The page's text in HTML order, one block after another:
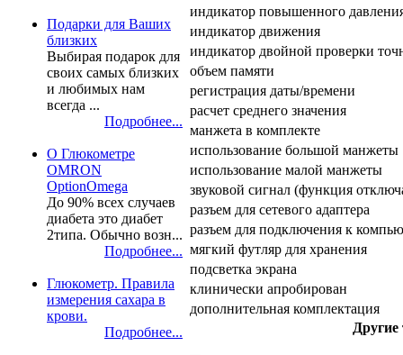
Подарки для Ваших
близких
Выбирая подарок для
своих самых близких
и любимых нам
всегда ...
Подробнее...
О Глюкометре
OMRON
OptionOmega
До 90% всех случаев
диабета это диабет
2типа. Обычно возн...
Подробнее...
Глюкометр. Правила
измерения сахара в
крови.
Подробнее...
индикатор повышенного
индикатор движения
индикатор двойной проверки
объем памяти
регистрация даты/времени
расчет среднего значения
манжета в комплекте
использование большой манжеты
использование малой манжеты
звуковой сигнал (функция
разъем для сетевого адаптера
разъем для подключения к
мягкий футляр для хранения
подсветка экрана
клинически апробирован
дополнительная комплектация